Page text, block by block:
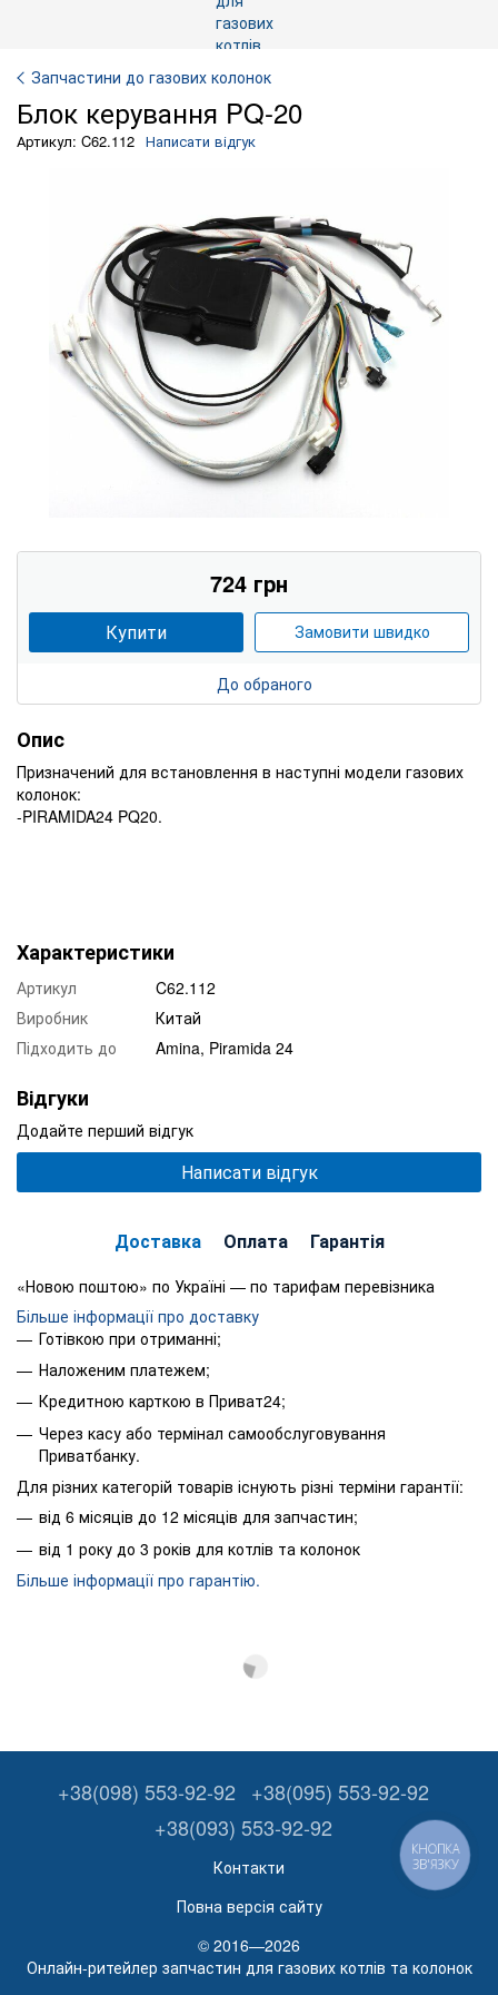
Запчастини до газових колонок
Блок керування PQ-20
Артикул: C62.112 Написати відгук
724 грн
Купити Замовити швидко
До обраного
Опис
Призначений для встановлення в наступні модели газових
колонок:
-PIRAMIDA24 PQ20.
Характеристики
Артикул
C62.112
Виробник
Китай
Підходить до
Amina, Piramida 24
Відгуки
Додайте перший відгук
Написати відгук
Доставка Оплата Гарантія
«Новою поштою» по Україні — по тарифам перевізника
Більше інформації про доставку
Готівкою при отриманні;
Наложеним платежем;
Кредитною карткою в Приват24;
Через касу або термінал самообслуговування
Приватбанку.
Для різних категорій товарів існують різні терміни гарантії:
від 6 місяців до 12 місяців для запчастин;
від 1 року до 3 років для котлів та колонок
Більше інформації про гарантію.
+38(098) 553-92-92
+38(095) 553-92-92
+38(093) 553-92-92
Контакти
Повна версія сайту
© 2016—2026
Онлайн-ритейлер запчастин для газових котлів та колонок
КНОПКА
ЗВ'ЯЗКУ